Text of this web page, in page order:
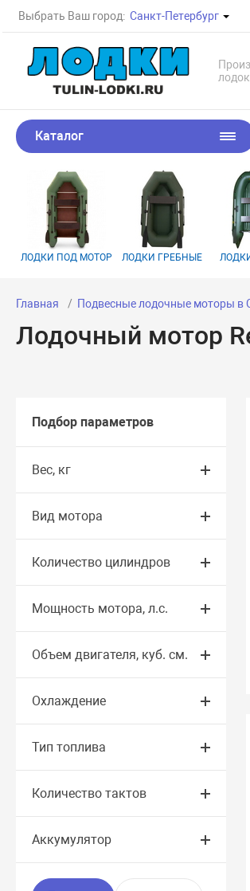
Выбрать Ваш город: Санкт-Петербург
Каталог
ЛОДКИ ПОД МОТОР ЛОДКИ ГРЕБНЫЕ
Главная Подвесные лодочные моторы в
Лодочный мотор
Подбор параметров
Вес, кг
Вид мотора
Количество цилиндров
Мощность мотора, л.с.
Объем двигателя, куб. см.
Охлаждение
Тип топлива
Количество тактов
Аккумулятор